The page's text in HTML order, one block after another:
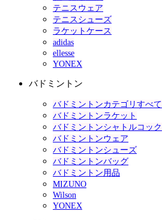
テニスウェア
テニスシューズ
ラケットケース
adidas
ellesse
YONEX
バドミントン
バドミントンカテゴリすべて
バドミントンラケット
バドミントンシャトルコック
バドミントンウェア
バドミントンシューズ
バドミントンバッグ
バドミントン用品
MIZUNO
Wilson
YONEX